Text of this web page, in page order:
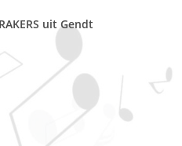
uit Gendt